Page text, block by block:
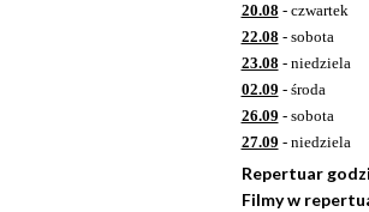
20.08 - czwartek
22.08 - sobota
23.08 - niedziela
02.09 - środa
26.09 - sobota
27.09 - niedziela
Repertuar
Filmy w